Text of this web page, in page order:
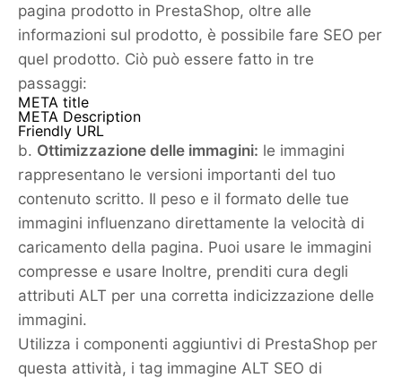
pagina prodotto in PrestaShop, oltre alle
informazioni sul prodotto, è possibile fare SEO per
quel prodotto. Ciò può essere fatto in tre
passaggi:
META title
META Description
Friendly URL
b. Ottimizzazione delle immagini: le immagini
rappresentano le versioni importanti del tuo
contenuto scritto. Il peso e il formato delle tue
immagini influenzano direttamente la velocità di
caricamento della pagina. Puoi usare le immagini
compresse e usare Inoltre, prenditi cura degli
attributi ALT per una corretta indicizzazione delle
immagini.
Utilizza i componenti aggiuntivi di PrestaShop per
questa attività, i tag immagine ALT SEO di